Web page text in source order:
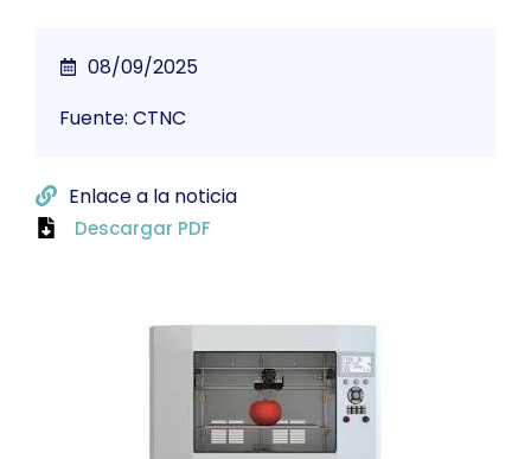
08/09/2025
Fuente: CTNC
Enlace a la noticia
Descargar PDF